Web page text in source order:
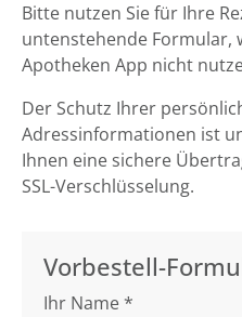
Bitte nutzen Sie für Ihre
untenstehende Formular,
Apotheken App nicht
Der Schutz Ihrer
Adressinformationen ist
Ihnen eine sichere
SSL-Verschlüsselung.
Vorbestell-
Ihr Name *